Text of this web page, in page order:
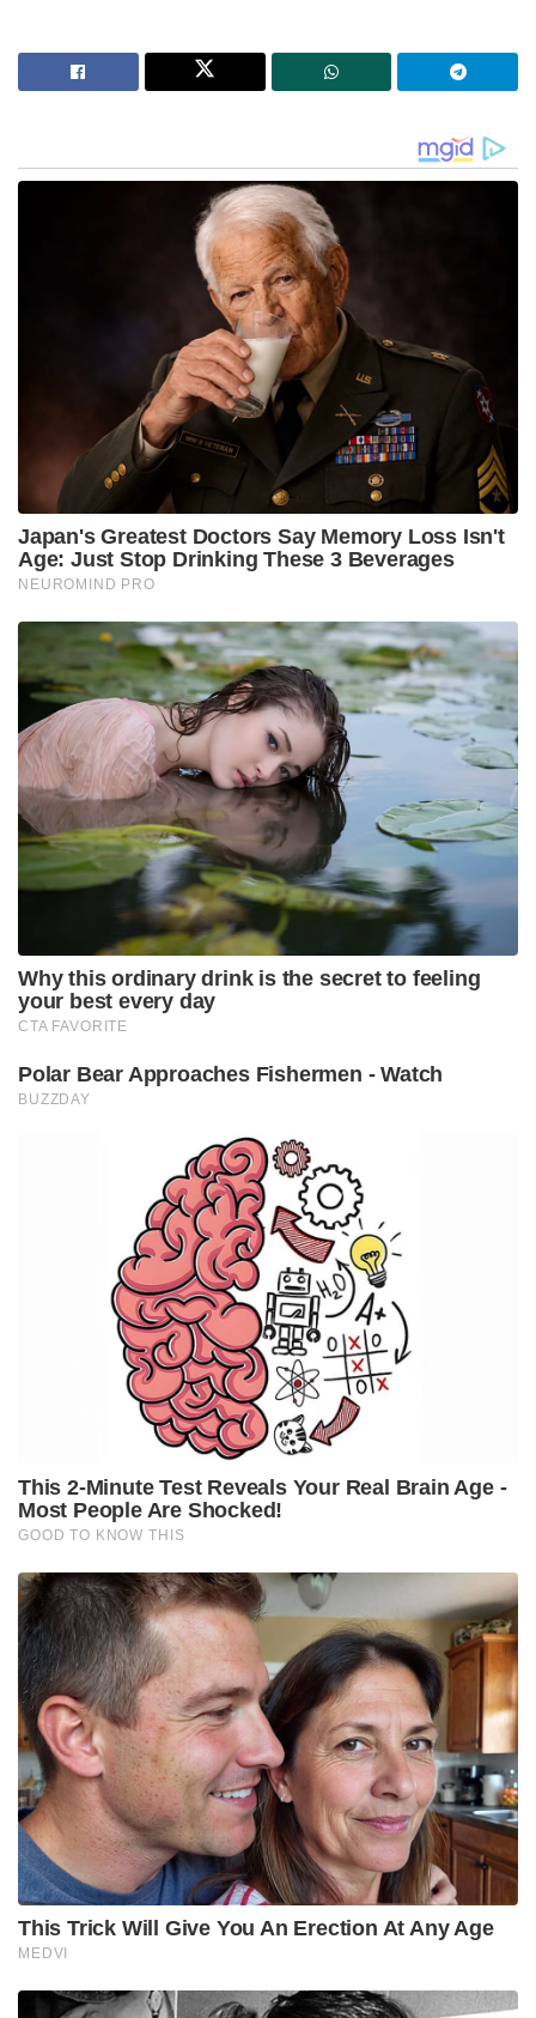
കാത്തിരിപ്പിന് ഒടുവിൽ 60 ആം മിനിറ്റിൽ ബ്ലാസ്റ്റേഴ്‌സ്
പാസിൽ നിന്ന് പന്ത് സ്വീകരിച്ച് മുന്നേറിയ പെപ്ര,
ഒഡീഷ ഗോൾ കീപ്പറെ മറികടന്ന് സ്‌കോർ
ചെയ്യുകയായിരുന്നു. സമനില നേടിയതോടെ ലീഡ്
എടുക്കാൻ പൊരുതിയ ബ്ലാസ്റ്റേഴ്‌സ് 73 ആം മിനിറ്റിൽ
ലക്ഷ്യം കണ്ടു. പരിക്ക് മാറി തിരിച്ചെത്തിയ ജീസസ്
ജിമനെസ് സബ്ബായി വന്ന് അധികം വൈകാതെ
ഒഡീഷയുടെ ഗോൾ വല കുലുക്കി. പെപ്ര, ലൂണ,
നോഹ എന്നിവർ നടത്തിയ നീക്കങ്ങൾക്ക്
ഒടുവിലായിരുന്നു ജിമനെസിന്റെ ഉജ്ജ്വല ഫിനിഷ്.
എന്നാൽ, ആ സന്തോഷം അധികം നീണ്ടു നിന്നില്ല. 80
ആം മിനിറ്റിൽ ഒരു ഫ്രീകിക്കിൽ നിന്ന് വീണു കിട്ടിയ
അവസരം ഒഡീഷ മുതലാക്കി. ഡോർലിറ്റനാണ് ഗോൾ
അടിച്ചത്. സ്‌കോർ 2-2. മത്സരം സമനിലയിലേക്ക്
നീങ്ങവെ സ്റ്റോപ്പേജ് ടൈമിലാണ് നോഹ സദോയി
ലെഫ്റ്റ് വിങ്ങിൽ നടത്തിയ തകർപ്പൻ മുന്നേറ്റമാണ്
അവസാനം ഗോളിൽ കലാശിച്ചത്.
തുടർച്ചയായ രണ്ടാം ജയത്തോടെ ഐഎസ്എൽ
പോയിന്റ് ടേബിളിൽ എട്ടാം സ്ഥാനത്ത് എത്തിയ
കേരള ബ്ലാസ്റ്റേഴ്‌സ് പ്ലേ ഓഫ് സാധ്യതകൾ
സജീവമാക്കി. ശനിയാഴ്ച കൊച്ചിയിൽ നോർത്ത്
ഈസ്റ്റ് യുണൈറ്റഡാണ് കേരള ബ്ലാസ്റ്റേഴ്‌സിന്റെ
അടുത്ത എതിരാളികൾ.
KERALA BALSTERS